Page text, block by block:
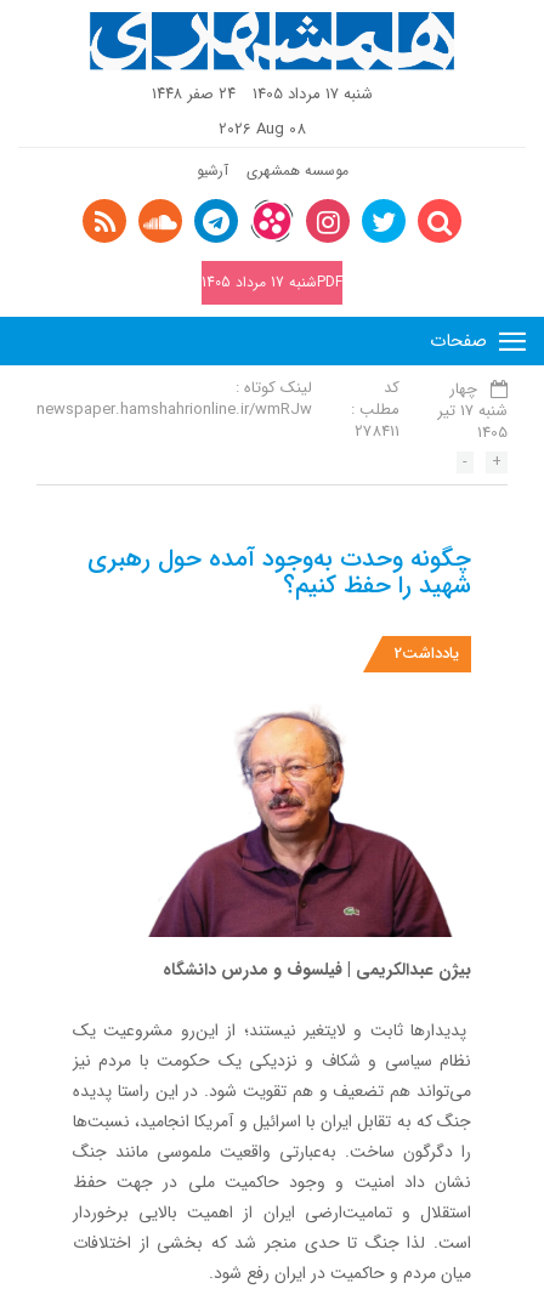
شنبه 17 مرداد 1405
٢٤ صفر ١٤٤٨
2026 Aug 08
موسسه همشهری آرشیو
PDFشنبه 17 مرداد 1405
صفحات
چهار
شنبه 17 تیر
1405
کد
مطلب :
278411
لینک کوتاه :
newspaper.hamshahrionline.ir/wmRJw
+
-
چگونه وحدت به‌وجود آمده حول رهبری
شهید را حفظ کنیم؟
یادداشت2
بیژن عبدالکریمی | فیلسوف و مدرس دانشگاه
‌پدیدارها ثابت و لایتغیر نیستند؛ از این‌رو مشروعیت یک
نظام سیاسی و شکاف و نزدیکی یک حکومت با مردم نیز
می‌تواند هم تضعیف و هم تقویت شود. در این راستا پدیده
جنگ که به تقابل ایران با اسرائیل و آمریکا انجامید، نسبت‌ها
را دگرگون ساخت. به‌عبارتی واقعیت ملموسی مانند جنگ
نشان داد امنیت و وجود حاکمیت ملی در جهت حفظ
استقلال و تمامیت‌ارضی ایران از اهمیت بالایی برخوردار
است. لذا جنگ تا حدی منجر شد که بخشی از اختلافات
میان مردم و حاکمیت در ایران رفع شود.